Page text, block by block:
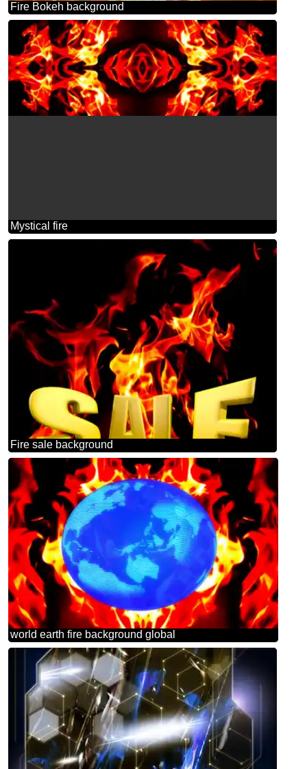
Fire Bokeh background
Mystical fire
Fire sale background
world earth fire background global